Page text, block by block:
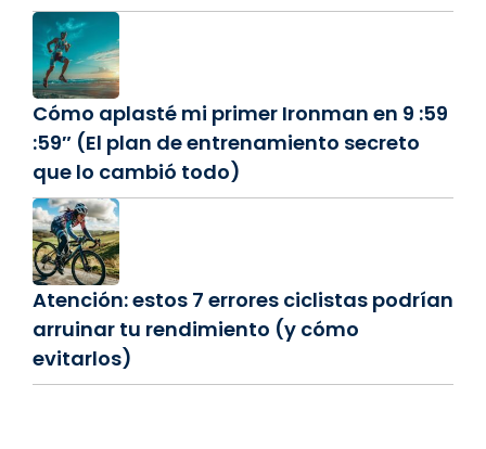
Cómo aplasté mi primer Ironman en 9 :59
:59″ (El plan de entrenamiento secreto
que lo cambió todo)
Atención: estos 7 errores ciclistas podrían
arruinar tu rendimiento (y cómo
evitarlos)